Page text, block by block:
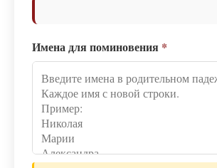
Имена для поминовения *